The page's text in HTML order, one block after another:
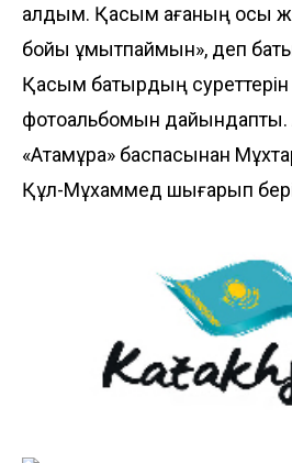
алдым. Қасым ағаның осы
бойы ұмытпаймын», деп
Қасым батырдың суреттерін
фотоальбомын
«Атамұра» баспасынан
Құл-Мұхаммед шығарып